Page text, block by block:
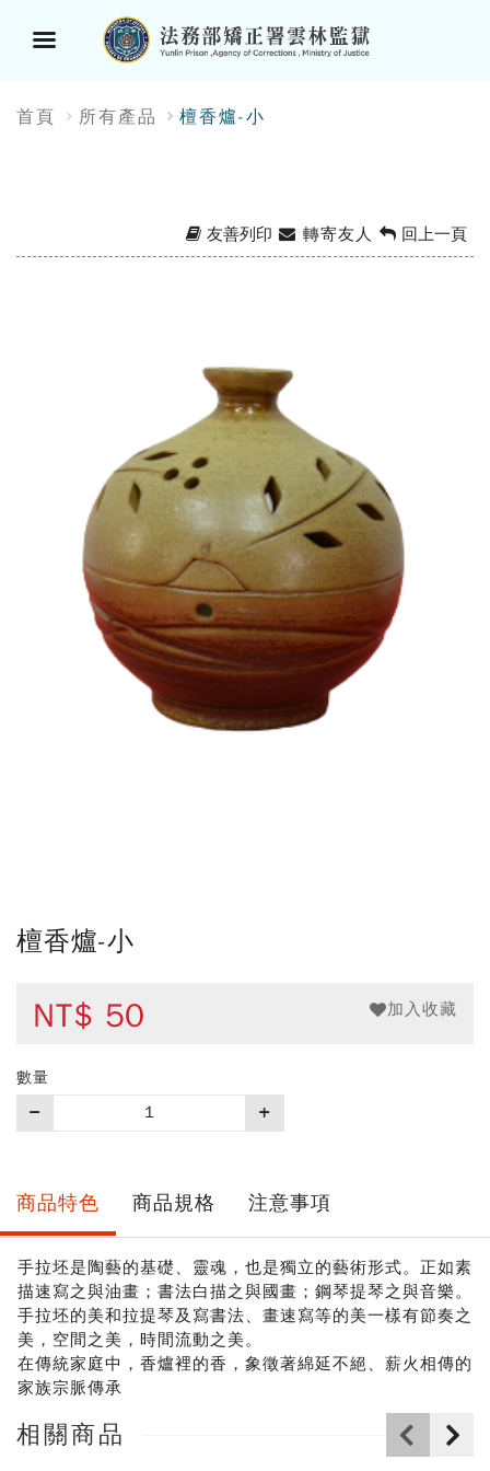
單
首頁 所有產品 檀香爐-小
友善列印 轉寄友人 回上一頁
檀香爐-小
NT$ 50 加入收藏
數量
買
商品特色 商品規格 注意事項
手拉坯是陶藝的基礎、靈魂，也是獨立的藝術形式。正如素
描速寫之與油畫；書法白描之與國畫；鋼琴提琴之與音樂。
手拉坯的美和拉提琴及寫書法、畫速寫等的美一樣有節奏之
美，空間之美，時間流動之美。
在傳統家庭中，香爐裡的香，象徵著綿延不絕、薪火相傳的
家族宗脈傳承
相關商品